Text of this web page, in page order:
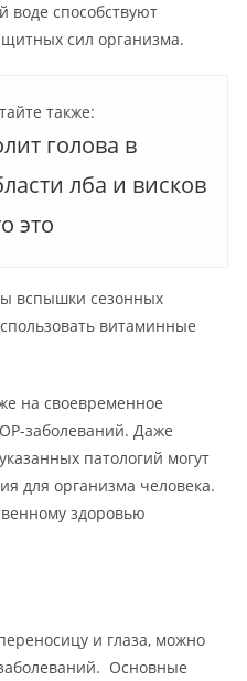
воде способствуют
сил организма.
также:
голова в
лба и висков
это
вспышки сезонных
витаминные
на своевременное
заболеваний. Даже
патологий могут
для организма человека.
здоровью
и глаза, можно
Основные